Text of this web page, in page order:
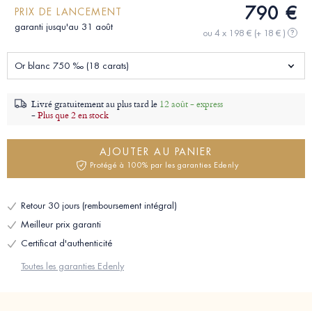
PRIX DE LANCEMENT
garanti jusqu'au 31 août
790 €
ou 4 x 198 € (+ 18 € ) ?
Or blanc 750 ‰ (18 carats)
Livré gratuitement au plus tard le 12 août - express
-Plus que 2 en stock
AJOUTER AU PANIER
Protégé à 100% par les garanties Edenly
Retour 30 jours (remboursement intégral)
Meilleur prix garanti
Certificat d'authenticité
Toutes les garanties Edenly